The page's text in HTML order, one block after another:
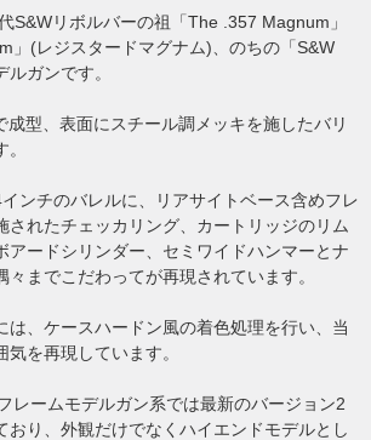
S&Wリボルバーの祖「The .357 Magnum」
」(レジスタードマグナム)、のちの「S&W
ガンです。
成型、表面にスチール調メッキを施したバリ
ンチのバレルに、リアサイトベース含めフレ
されたチェッカリング、カートリッジのリム
アードシリンダー、セミワイドハンマーとナ
々までこだわってが再現されています。
は、ケースハードン風の着色処理を行い、当
を再現しています。
レームモデルガン系では最新のバージョン2
おり、外観だけでなくハイエンドモデルとし